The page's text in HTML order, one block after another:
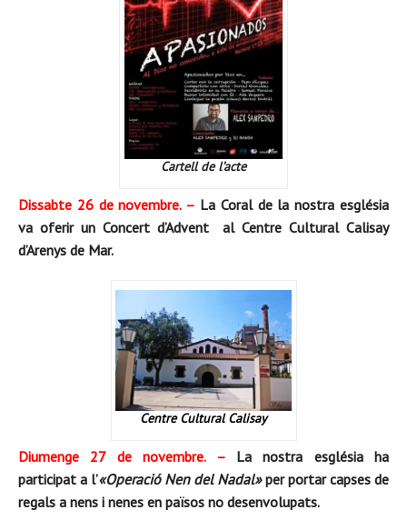
Cartell de l’acte
Dissabte 26 de novembre. – La Coral de la nostra església
va oferir un Concert d’Advent al Centre Cultural Calisay
d’Arenys de Mar.
Centre Cultural Calisay
Diumenge 27 de novembre. –La nostra església ha
participat a l’«Operació Nen del Nadal» per portar capses de
regals a nens i nenes en països no desenvolupats.